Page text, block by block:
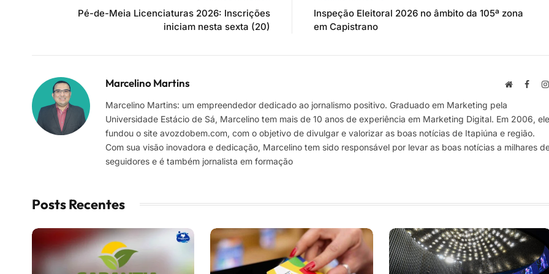
Pé-de-Meia Licenciaturas 2026: Inscrições
iniciam nesta sexta (20)
Inspeção Eleitoral 2026 no âmbito da 105ª zona
em Capistrano
Marcelino Martins Site
Marcelino Martins: um empreendedor dedicado ao jornalismo positivo. Graduado em Marketing pela
Universidade Estácio de Sá, Marcelino tem mais de 10 anos de experiência em Marketing Digital. Em 2006, ele
fundou o site avozdobem.com, com o objetivo de divulgar e valorizar as boas notícias de Itapiúna e região.
Com sua visão inovadora e dedicação, Marcelino tem sido responsável por levar as boas notícias a milhares
seguidores e é também jornalista em formação
Posts Recentes